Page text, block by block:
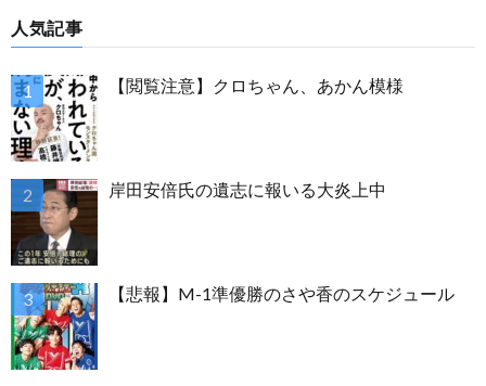
人気記事
【閲覧注意】クロちゃん、あかん模様
岸田安倍氏の遺志に報いる大炎上中
【悲報】M-1準優勝のさや香のスケジュール